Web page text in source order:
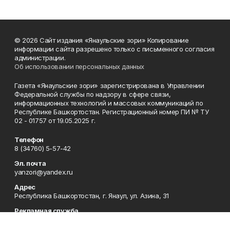
© 2026 Сайт издания «Янаульские зори» Копирование
информации сайта разрешено только с письменного согласия
администрации.
Об использовании персональных данных
Газета «Янаульские зори» зарегистрирована в Управлении
Федеральной службы по надзору в сфере связи,
информационных технологий и массовых коммуникаций по
Республике Башкортостан. Регистрационный номер ПИ № ТУ
02 - 01757 от 19.05.2025 г.
Телефон
8 (34760) 5-57-42
Эл. почта
yanzori@yandex.ru
Адрес
Республика Башкортостан, г. Янаул, ул. Азина, 31
Рекламная служба